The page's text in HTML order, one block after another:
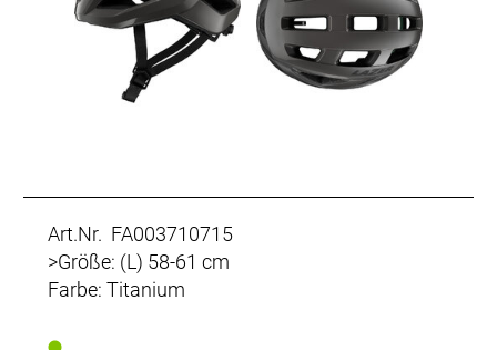
Art.Nr. FA003710715
>Größe: (L) 58-61 cm
Farbe: Titanium